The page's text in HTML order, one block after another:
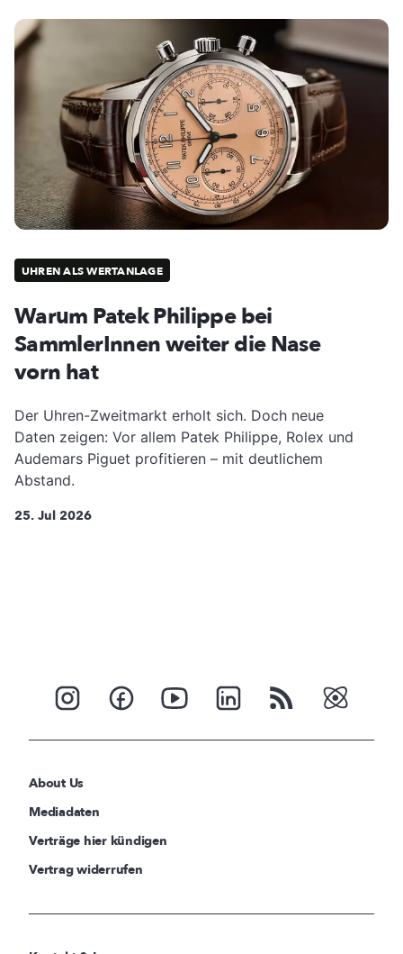
UHREN ALS WERTANLAGE
Warum Patek Philippe bei
SammlerInnen weiter die Nase
vorn hat
Der Uhren-Zweitmarkt erholt sich. Doch neue
Daten zeigen: Vor allem Patek Philippe, Rolex und
Audemars Piguet profitieren – mit deutlichem
Abstand.
25. Jul 2026
About Us
Mediadaten
Verträge hier kündigen
Vertrag widerrufen